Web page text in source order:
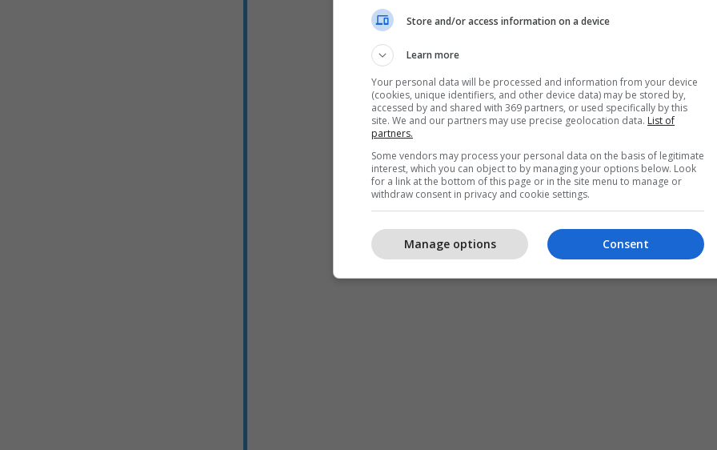
Store and/or access information on a device
Learn more
Your personal data will be processed and information from your device
(cookies, unique identifiers, and other device data) may be stored by,
accessed by and shared with 369 partners, or used specifically by this
site. We and our partners may use precise geolocation data. List of
partners.
Some vendors may process your personal data on the basis of legitimate
interest, which you can object to by managing your options below. Look
for a link at the bottom of this page or in the site menu to manage or
withdraw consent in privacy and cookie settings.
Consent
Manage options